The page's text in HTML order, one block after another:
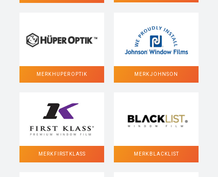
MERK HUPER OPTIK MERK JOHNSON
MERK FIRST KLASS MERK BLACKLIST